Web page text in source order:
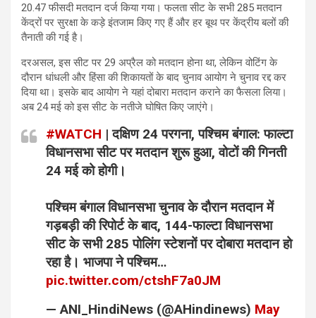
20.47 फीसदी मतदान दर्ज किया गया। फलता सीट के सभी 285 मतदान
केंद्रों पर सुरक्षा के कड़े इंतजाम किए गए हैं और हर बूथ पर केंद्रीय बलों की
तैनाती की गई है।
दरअसल, इस सीट पर 29 अप्रैल को मतदान होना था, लेकिन वोटिंग के
दौरान धांधली और हिंसा की शिकायतों के बाद चुनाव आयोग ने चुनाव रद्द कर
दिया था। इसके बाद आयोग ने यहां दोबारा मतदान कराने का फैसला लिया।
अब 24 मई को इस सीट के नतीजे घोषित किए जाएंगे।
#WATCH | दक्षिण 24 परगना, पश्चिम बंगाल: फाल्टा
विधानसभा सीट पर मतदान शुरू हुआ, वोटों की गिनती
24 मई को होगी।
पश्चिम बंगाल विधानसभा चुनाव के दौरान मतदान में
गड़बड़ी की रिपोर्ट के बाद, 144-फाल्टा विधानसभा
सीट के सभी 285 पोलिंग स्टेशनों पर दोबारा मतदान हो
रहा है। भाजपा ने पश्चिम…
pic.twitter.com/ctshF7a0JM
— ANI_HindiNews (@AHindinews) May